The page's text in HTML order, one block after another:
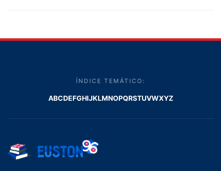
ÍNDICE TEMÁTICO:
ABCDEFGHIJKLMNOPQRSTUVWXYZ